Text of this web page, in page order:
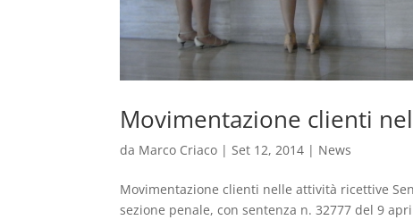
Movimentazione clienti
da Marco Criaco |Set 12, 2014 | News
Movimentazione clienti nelle attività ricettive
sezione penale, con sentenza n. 32777 del 9